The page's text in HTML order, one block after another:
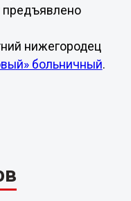
предъявлено
нижегородец
больничный.